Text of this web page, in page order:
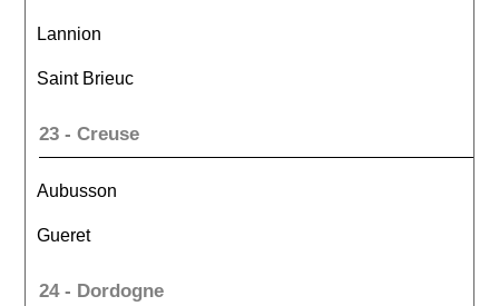
Lannion
Saint Brieuc
23 - Creuse
Aubusson
Gueret
24 - Dordogne